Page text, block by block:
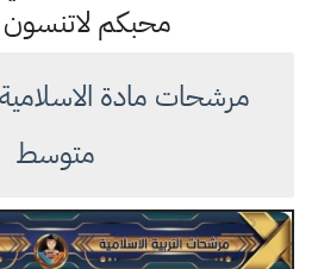
محبكم
مرشحات مادة
متوسط